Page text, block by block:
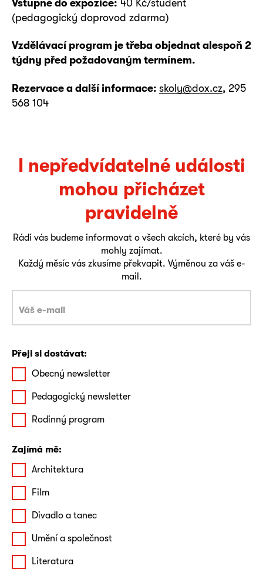
Vstupné do expozice: 40 Kč/student
(pedagogický doprovod zdarma)
Vzdělávací program je třeba objednat alespoň 2
týdny před požadovaným termínem.
Rezervace a další informace: skoly@dox.cz, 295
568 104
I nepředvídatelné události
mohou přicházet
pravidelně
Rádi vás budeme informovat o všech akcích, které by vás
mohly zajímat.
Každý měsíc vás zkusíme překvapit. Výměnou za váš e-
mail.
Přeji si dostávat:
Obecný newsletter
Pedagogický newsletter
Rodinný program
Zajímá mě:
Architektura
Film
Divadlo a tanec
Umění a společnost
Literatura